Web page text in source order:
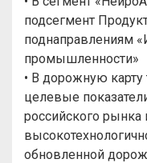
подсегмент
поднаправлениям
промышленности»
• В дорожную
целевые
российского рынка
обновленной